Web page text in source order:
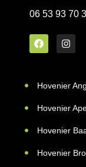
06 53 93 70
Hovenier
Hovenier
Hovenier
Hovenier